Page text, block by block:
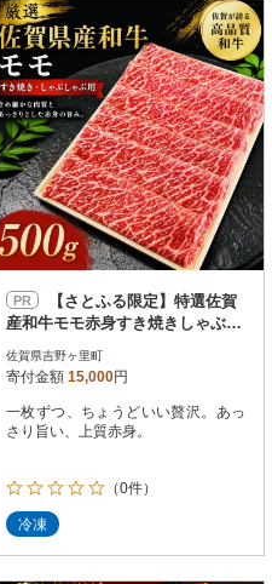
発送される月指定可
その他 解除
さとふる限定のお礼品
定期便
さとふるアプリdeワンストップ申請
対象
90
120
PR
産和牛モモ赤身すき焼きしゃぶ用
里町)
佐賀県吉野ヶ里町
寄付金額 15,000円
一枚ずつ、ちょうどいい贅沢。あっ
さり旨い、上質赤身。
（0件）
冷凍